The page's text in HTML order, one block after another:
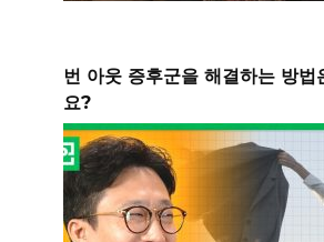
번 아웃 증후군을 해결하는 방법
요?